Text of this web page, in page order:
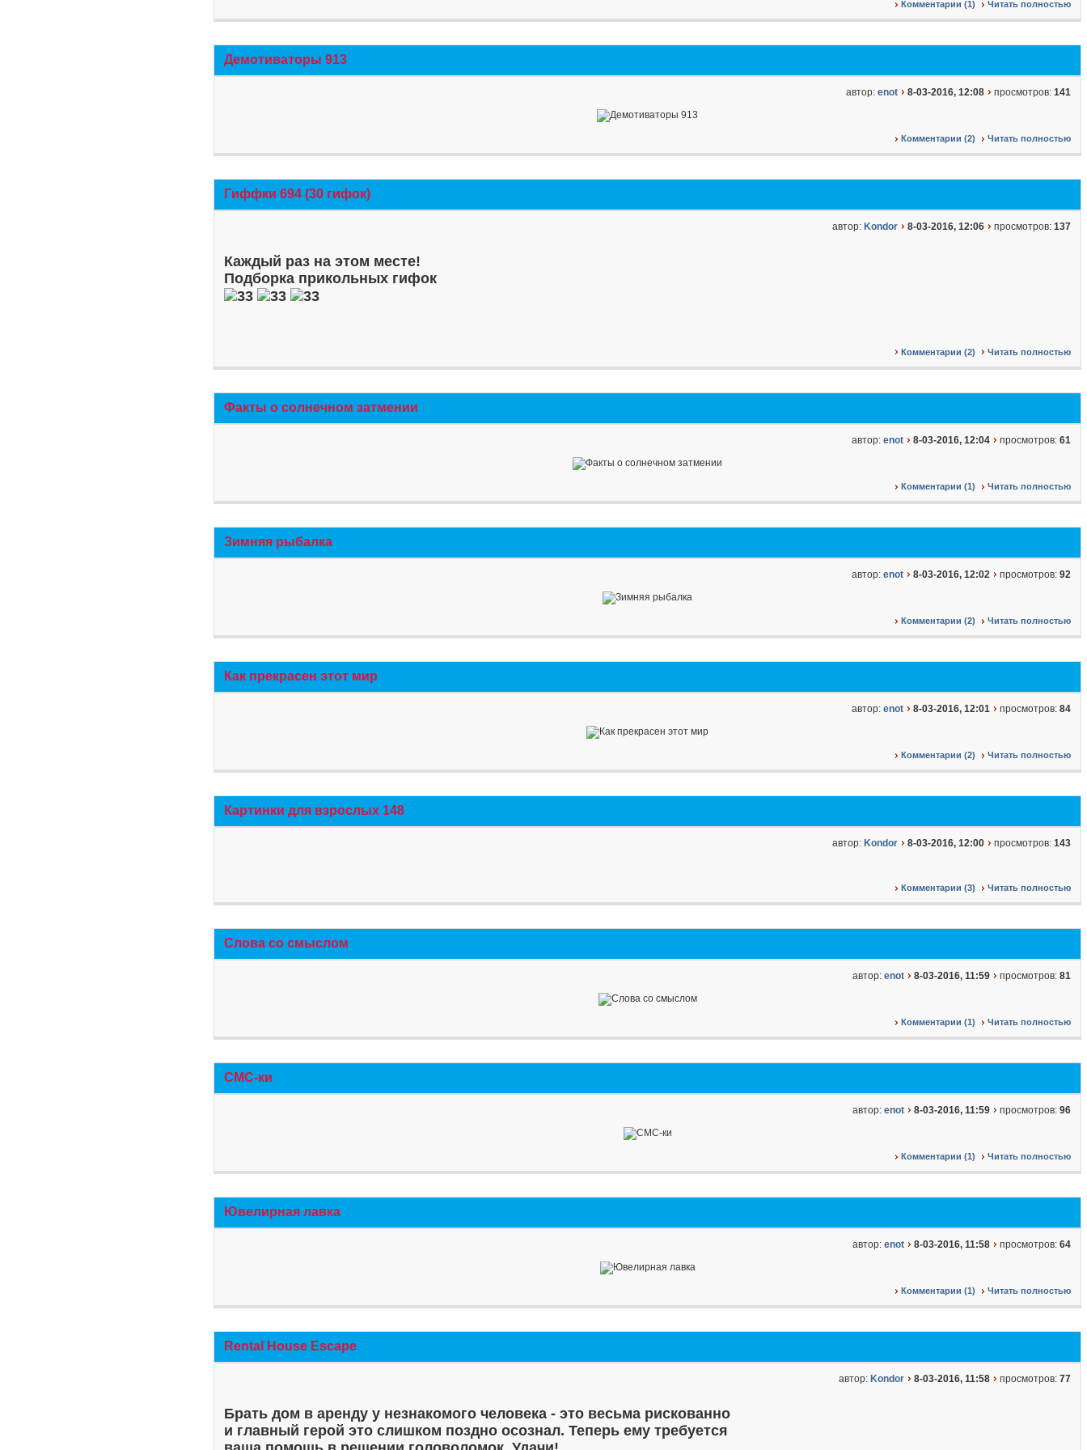
Комментарии (1) Читать полностью
Демотиваторы 913
автор: enot 8-03-2016, 12:08 просмотров: 141
Комментарии (2) Читать полностью
Гиффки 694 (30 гифок)
автор: Kondor 8-03-2016, 12:06 просмотров: 137
Каждый раз на этом месте!
Подборка прикольных гифок
Комментарии (2) Читать полностью
Факты о солнечном затмении
автор: enot 8-03-2016, 12:04 просмотров: 61
Комментарии (1) Читать полностью
Зимняя рыбалка
автор: enot 8-03-2016, 12:02 просмотров: 92
Комментарии (2) Читать полностью
Как прекрасен этот мир
автор: enot 8-03-2016, 12:01 просмотров: 84
Комментарии (2) Читать полностью
Картинки для взрослых 148
автор: Kondor 8-03-2016, 12:00 просмотров: 143
Комментарии (3) Читать полностью
Слова со смыслом
автор: enot 8-03-2016, 11:59 просмотров: 81
Комментарии (1) Читать полностью
СМС-ки
автор: enot 8-03-2016, 11:59 просмотров: 96
Комментарии (1) Читать полностью
Ювелирная лавка
автор: enot 8-03-2016, 11:58 просмотров: 64
Комментарии (1) Читать полностью
Rental House Escape
автор: Kondor 8-03-2016, 11:58 просмотров: 77
Брать дом в аренду у незнакомого человека - это весьма рискованно
и главный герой это слишком поздно осознал. Теперь ему требуется